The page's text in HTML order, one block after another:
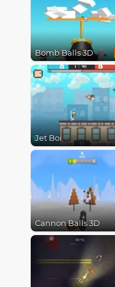
Bomb Balls 3D
Jet Boi
Cannon Balls 3D